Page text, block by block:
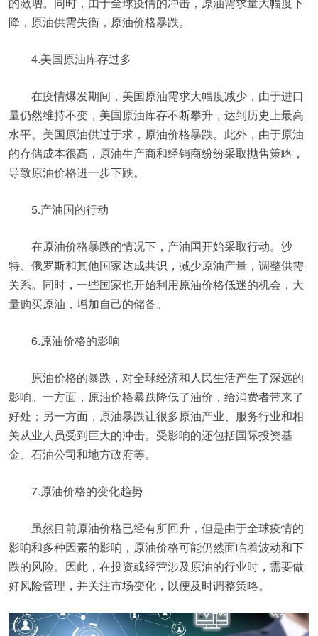
降，原油供需失衡，原油价格暴跌。
4.美国原油库存过多
在疫情爆发期间，美国原油需求大幅度减少，由于进口
量仍然维持不变，美国原油库存不断攀升，达到历史上最高
水平。美国原油供过于求，原油价格暴跌。此外，由于原油
的存储成本很高，原油生产商和经销商纷纷采取抛售策略，
导致原油价格进一步下跌。
5.产油国的行动
在原油价格暴跌的情况下，产油国开始采取行动。沙
特、俄罗斯和其他国家达成共识，减少原油产量，调整供需
关系。同时，一些国家也开始利用原油价格低迷的机会，大
量购买原油，增加自己的储备。
6.原油价格的影响
原油价格的暴跌，对全球经济和人民生活产生了深远的
影响。一方面，原油价格暴跌降低了油价，给消费者带来了
好处；另一方面，原油暴跌让很多原油产业、服务行业和相
关从业人员受到巨大的冲击。受影响的还包括国际投资基
金、石油公司和地方政府等。
7.原油价格的变化趋势
虽然目前原油价格已经有所回升，但是由于全球疫情的
影响和多种因素的影响，原油价格可能仍然面临着波动和下
跌的风险。因此，在投资或经营涉及原油的行业时，需要做
好风险管理，并关注市场变化，以便及时调整策略。